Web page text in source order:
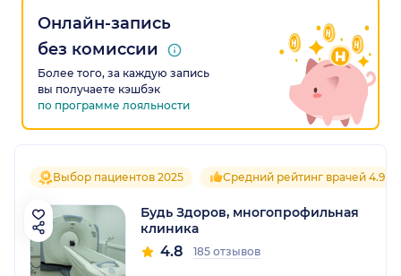
Онлайн-запись
без комиссии
Более того, за каждую запись
вы получаете кэшбэк
по программе лояльности
Выбор пациентов 2025 Средний рейтинг врачей 4.9
Будь Здоров, многопрофильная
клиника
4.8 185 отзывов